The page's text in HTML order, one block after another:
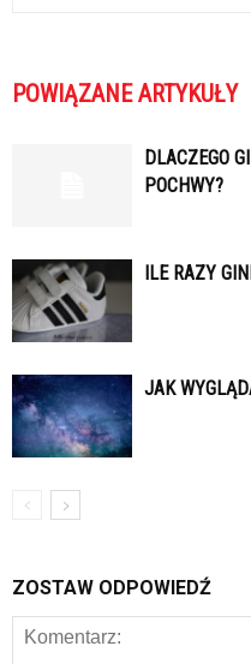
POWIĄZANE ARTYKUŁY
DLACZEGO
POCHWY?
ILE RAZY
JAK
ZOSTAW ODPOWIEDŹ